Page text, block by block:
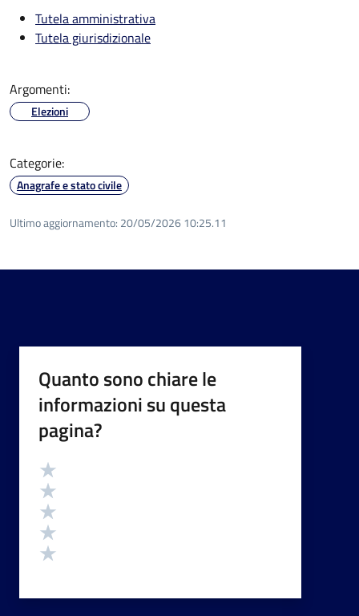
Tutela amministrativa
Tutela giurisdizionale
Argomenti:
Elezioni
Categorie:
Anagrafe e stato civile
Ultimo aggiornamento: 20/05/2026 10:25.11
Quanto sono chiare le
informazioni su questa
pagina?
Valutazione